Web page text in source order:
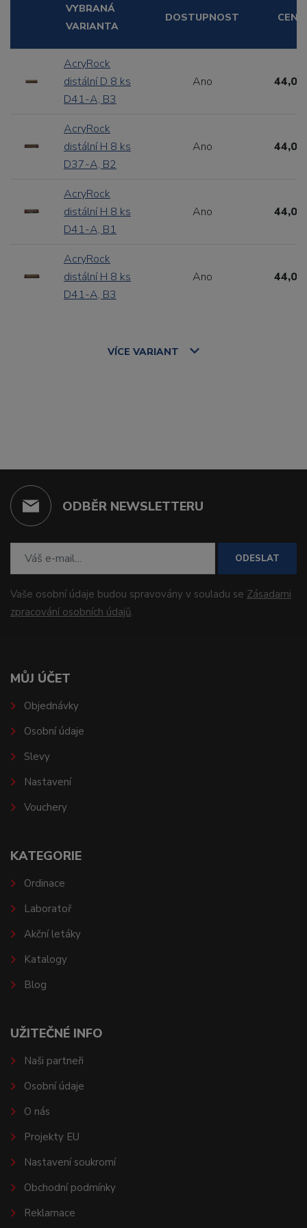
VYBRANÁ
VARIANTA
DOSTUPNOST CENA
AcryRock
distální D 8 ks
D41-A, B3
Ano 44,00
AcryRock
distální H 8 ks
D37-A, B2
Ano 44,00
AcryRock
distální H 8 ks
D41-A, B1
Ano 44,00
AcryRock
distální H 8 ks
D41-A, B3
Ano 44,00
VÍCE VARIANT
ODBĚR NEWSLETTERU
ODESLAT
Vaše osobní údaje budou spravovány v souladu se Zásadami
zpracování osobních údajů.
MŮJ ÚČET
Objednávky
Osobní údaje
Slevy
Nastavení
Vouchery
KATEGORIE
Ordinace
Laboratoř
Akční letáky
Katalogy
Blog
UŽITEČNÉ INFO
Naši partneři
Osobní údaje
O nás
Projekty EU
Nastavení soukromí
Obchodní podmínky
Reklamace